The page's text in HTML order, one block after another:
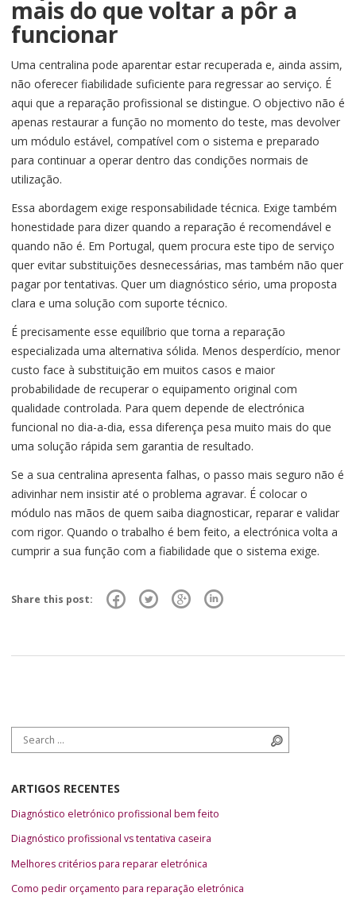
mais do que voltar a pôr a
funcionar
Uma centralina pode aparentar estar recuperada e, ainda assim,
não oferecer fiabilidade suficiente para regressar ao serviço. É
aqui que a reparação profissional se distingue. O objectivo não é
apenas restaurar a função no momento do teste, mas devolver
um módulo estável, compatível com o sistema e preparado
para continuar a operar dentro das condições normais de
utilização.
Essa abordagem exige responsabilidade técnica. Exige também
honestidade para dizer quando a reparação é recomendável e
quando não é. Em Portugal, quem procura este tipo de serviço
quer evitar substituições desnecessárias, mas também não quer
pagar por tentativas. Quer um diagnóstico sério, uma proposta
clara e uma solução com suporte técnico.
É precisamente esse equilíbrio que torna a reparação
especializada uma alternativa sólida. Menos desperdício, menor
custo face à substituição em muitos casos e maior
probabilidade de recuperar o equipamento original com
qualidade controlada. Para quem depende de electrónica
funcional no dia-a-dia, essa diferença pesa muito mais do que
uma solução rápida sem garantia de resultado.
Se a sua centralina apresenta falhas, o passo mais seguro não é
adivinhar nem insistir até o problema agravar. É colocar o
módulo nas mãos de quem saiba diagnosticar, reparar e validar
com rigor. Quando o trabalho é bem feito, a electrónica volta a
cumprir a sua função com a fiabilidade que o sistema exige.
Share this post:
Search for:
ARTIGOS RECENTES
Diagnóstico eletrónico profissional bem feito
Diagnóstico profissional vs tentativa caseira
Melhores critérios para reparar eletrónica
Como pedir orçamento para reparação eletrónica